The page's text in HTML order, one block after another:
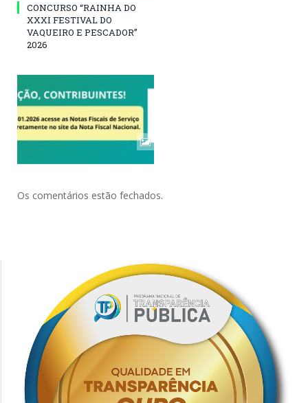
CONCURSO “RAINHA DO
XXXI FESTIVAL DO
VAQUEIRO E PESCADOR”
2026
Os comentários estão fechados.